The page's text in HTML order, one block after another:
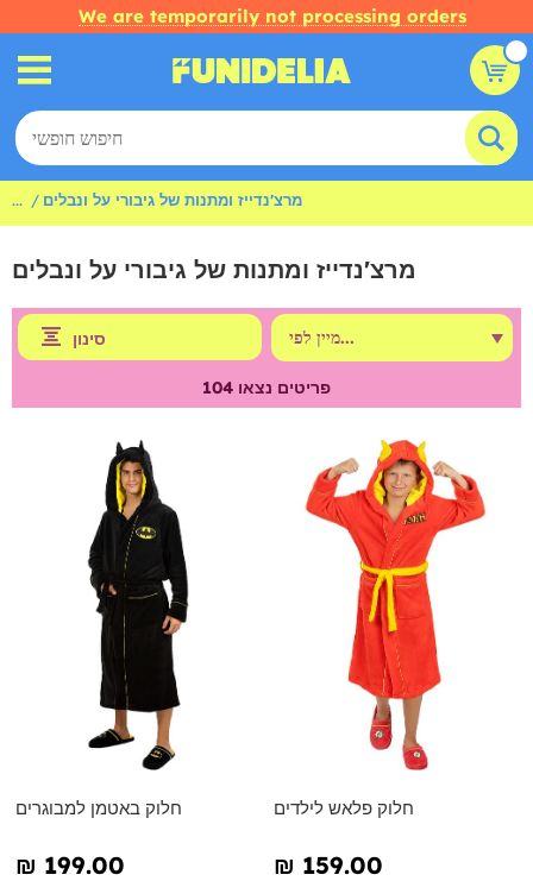
We are temporarily not processing orders
... מרצ'נדייז ומתנות של גיבורי על ונבלים
מרצ'נדייז ומתנות של גיבורי על ונבלים
סינון
104 פריטים נצאו
חלוק באטמן למבוגרים
₪‎ 199.00
חלוק פלאש לילדים
₪‎ 159.00